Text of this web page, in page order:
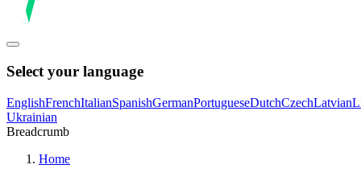
Select your language
EnglishFrenchItalianSpanishGermanPortugueseDutchCzechLatvian
Ukrainian
Breadcrumb
Home